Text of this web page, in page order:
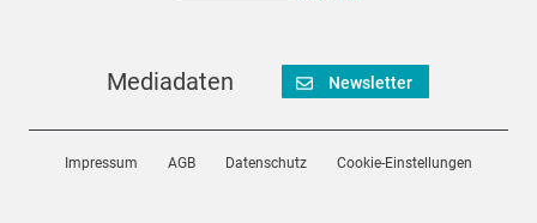
Mediadaten Newsletter
Impressum AGB Datenschutz Cookie-Einstellungen